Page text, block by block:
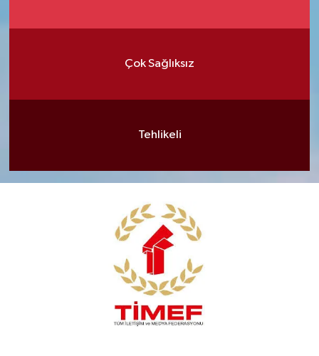
Çok Sağlıksız
Tehlikeli